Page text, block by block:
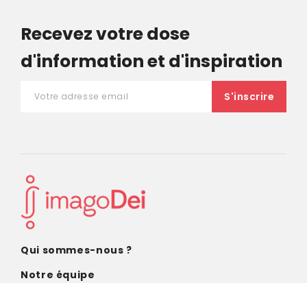
Recevez votre dose
d'information et d'inspiration
Qui sommes-nous ?
Notre équipe